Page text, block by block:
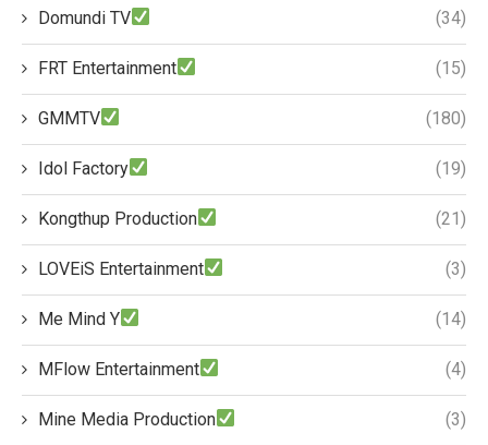
Domundi TV (34)
FRT Entertainment (15)
GMMTV (180)
Idol Factory (19)
Kongthup Production (21)
LOVEiS Entertainment (3)
Me Mind Y (14)
MFlow Entertainment (4)
Mine Media Production (3)